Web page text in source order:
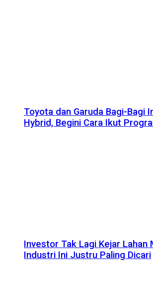
Toyota dan Garuda Bagi-Bagi
Hybrid, Begini Cara Ikut
Investor Tak Lagi Kejar Lahan
Industri Ini Justru Paling Dicari